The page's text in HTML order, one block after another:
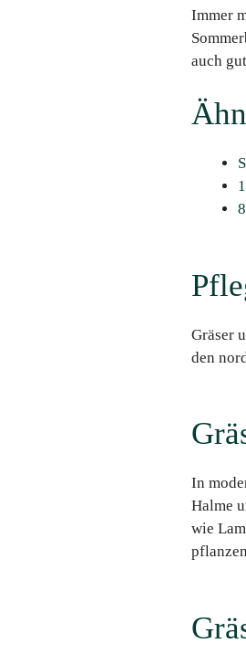
Immer
auch
Gräser
den
In
Halme
wie